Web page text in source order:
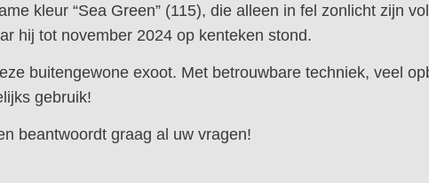
kleur “Sea Green” (115), die alleen in fel zonlicht zijn
hij tot november 2024 op kenteken stond.
buitengewone exoot. Met betrouwbare techniek, veel
gebruik!
beantwoordt graag al uw vragen!